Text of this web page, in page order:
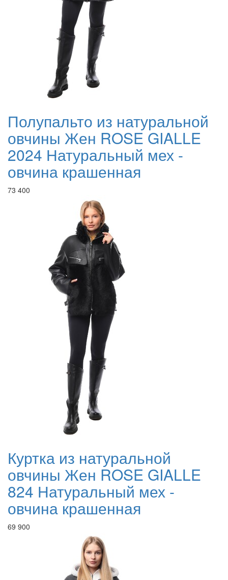
Полупальто из натуральной
овчины Жен ROSE GIALLE
2024 Натуральный мех -
овчина крашенная
73 400
Куртка из натуральной
овчины Жен ROSE GIALLE
824 Натуральный мех -
овчина крашенная
69 900